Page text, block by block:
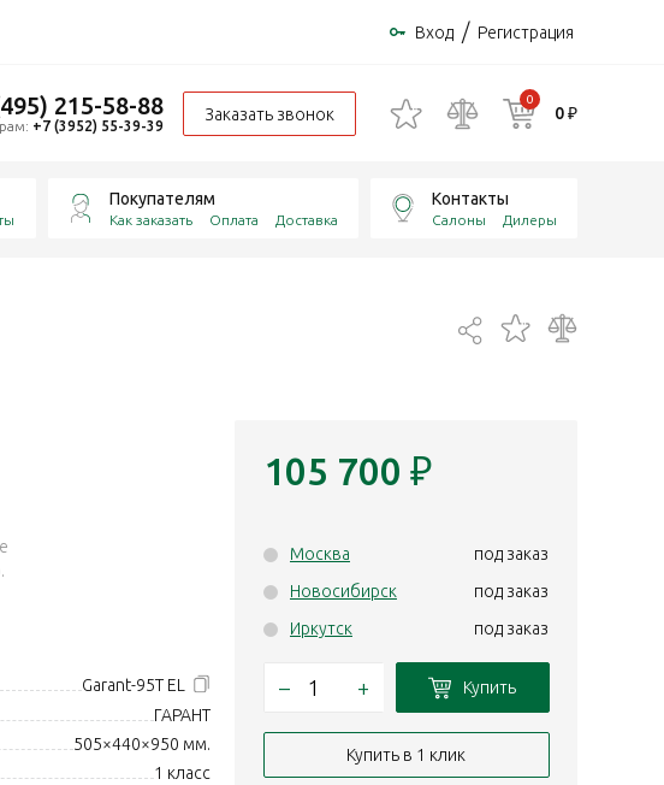
Вход / Регистрация
215-58-88
+7 (3952) 55-39-39
Заказать звонок
0
0 ₽
Покупателям
Как заказать Оплата Доставка
Контакты
Салоны Дилеры
Garant-95T EL
ГАРАНТ
505×440×950 мм.
1 класс
105 700 ₽
Москва
под заказ
Новосибирск
под заказ
Иркутск
под заказ
– + Купить
Купить в 1 клик